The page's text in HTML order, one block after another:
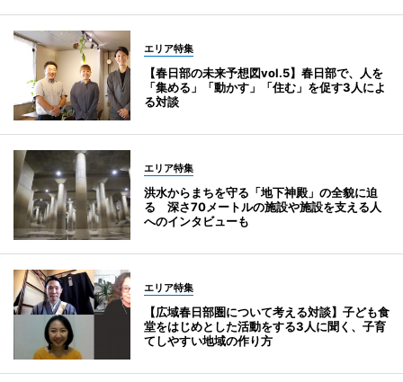
エリア特集
【春日部の未来予想図vol.5】春日部で、人を
「集める」「動かす」「住む」を促す3人によ
る対談
エリア特集
洪水からまちを守る「地下神殿」の全貌に迫
る 深さ70メートルの施設や施設を支える人
へのインタビューも
エリア特集
【広域春日部圏について考える対談】子ども食
堂をはじめとした活動をする3人に聞く、子育
てしやすい地域の作り方